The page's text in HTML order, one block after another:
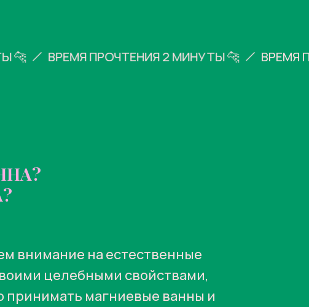
ВРЕМЯ ПРОЧТЕНИЯ 2 МИНУТЫ 🐆 ВРЕМЯ
внимание на естественные
целебными свойствами,
принимать магниевые ванны и